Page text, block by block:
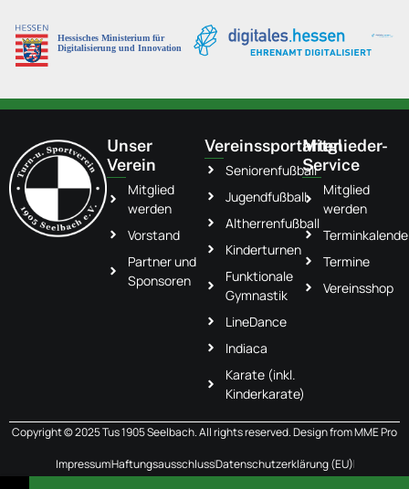
Unser
Verein
Mitglied
werden
Vorstand
Partner und
Sponsoren
Vereinssportarten
Seniorenfußball
Jugendfußball
Altherrenfußball
Kinderturnen
Funktionale
Gymnastik
LineDance
Indiaca
Karate (inkl.
Kinderkarate)
Mitglieder-
Service
Mitglied
werden
Termine
Vereinsshop
Copyright © 2025 Tus 1905 Seelbach. All rights reserved. Design fromMME Pro
ImpressumHaftungsausschlussDatenschutzerklärung (EU)